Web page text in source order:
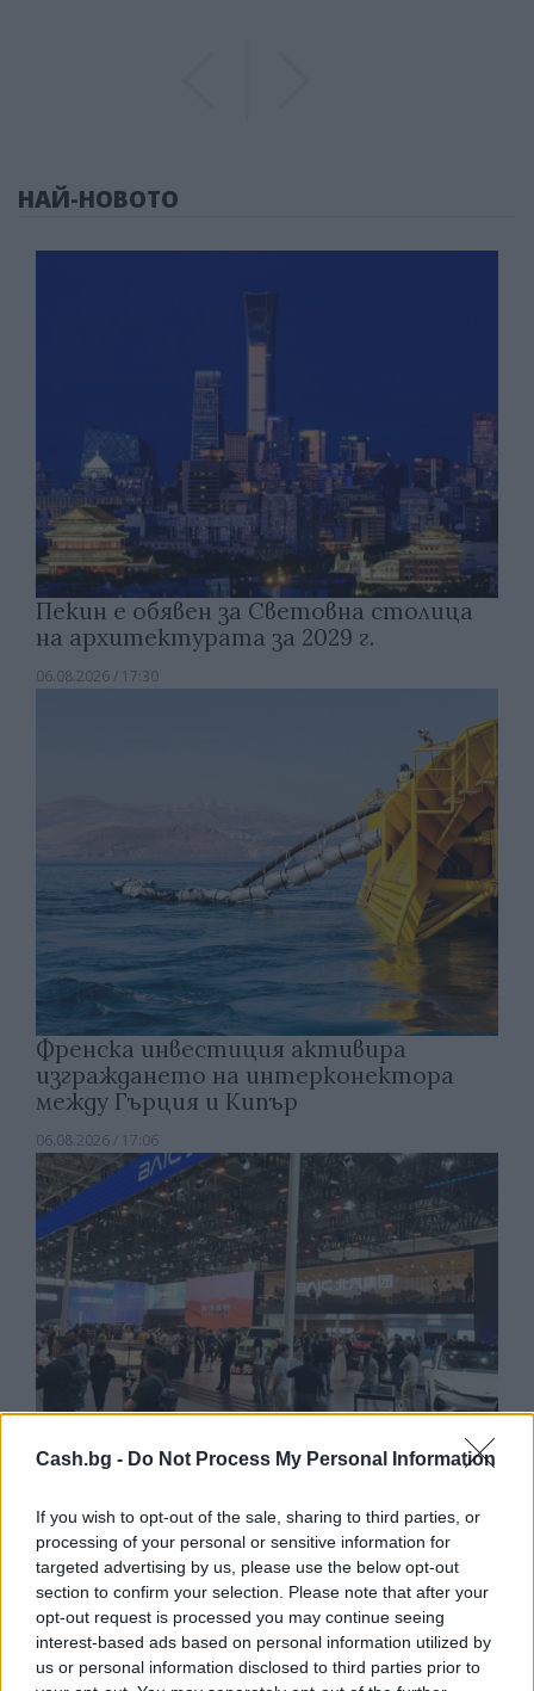
Cash.bg - Do Not Process My Personal Information
If you wish to opt-out of the sale, sharing to third parties, or
processing of your personal or sensitive information for
targeted advertising by us, please use the below opt-out
section to confirm your selection. Please note that after your
opt-out request is processed you may continue seeing
interest-based ads based on personal information utilized by
us or personal information disclosed to third parties prior to
НАЙ-НОВОТО
Пекин е обявен за Световна столица
на архитектурата за 2029 г.
06.08.2026 / 17:30
Френска инвестиция активира
изграждането на интерконектора
между Гърция и Кипър
06.08.2026 / 17:06
Износът на електромобили от Китай
е нараснал със 120%
06.08.2026 / 16:30